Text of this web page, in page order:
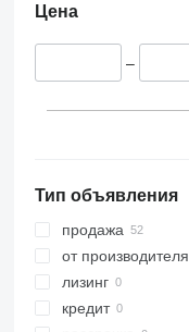
314
320
321
322
323
324
437
8026
8030
8035
CT
JS
4069
XS
Цена
–
Тип объявления
продажа
от производителя
лизинг
кредит